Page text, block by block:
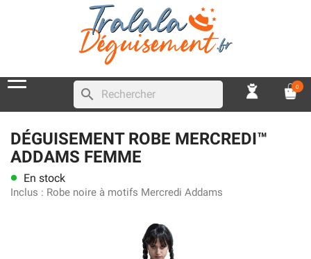
search 0
DÉGUISEMENT ROBE MERCREDI™
ADDAMS FEMME
lens En stock
Inclus : Robe noire à motifs Mercredi Addams